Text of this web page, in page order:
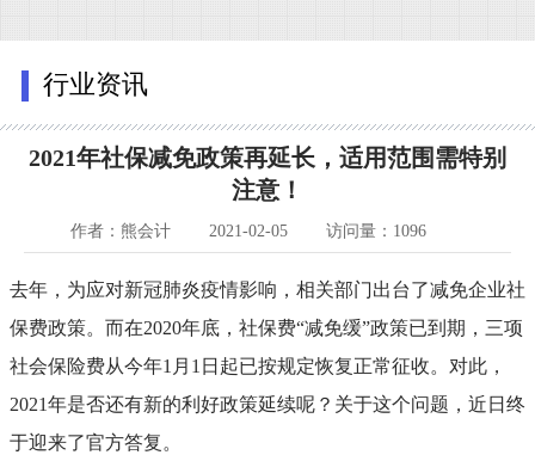
行业资讯
2021年社保减免政策再延长，适用范围需特别
注意！
作者：熊会计 2021-02-05 访问量：1096
去年，为应对新冠肺炎疫情影响，相关部门出台了减免企业社
保费政策。而在2020年底，社保费“减免缓”政策已到期，三项
社会保险费从今年1月1日起已按规定恢复正常征收。对此，
2021年是否还有新的利好政策延续呢？关于这个问题，近日终
于迎来了官方答复。